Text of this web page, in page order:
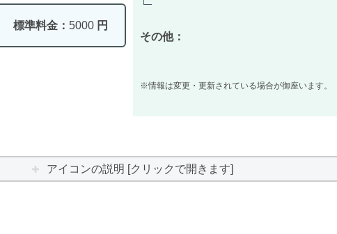
標準料金： 5000 円
その他：
※情報は変更・更新されている場合が御座います。
アイコンの説明 [クリックで開きます]